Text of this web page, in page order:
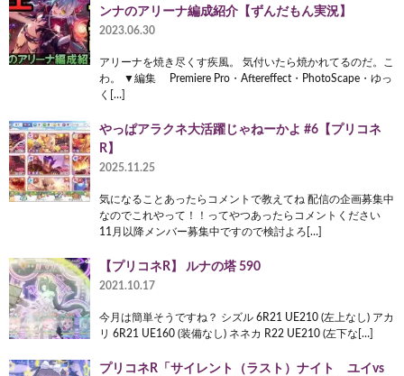
ンナのアリーナ編成紹介【ずんだもん実況】
2023.06.30
アリーナを焼き尽くす疾風。 気付いたら焼かれてるのだ。こ
わ。 ▼編集 Premiere Pro・Aftereffect・PhotoScape・ゆっ
く[…]
やっぱアラクネ大活躍じゃねーかよ #6【プリコネ
R】
2025.11.25
気になることあったらコメントで教えてね 配信の企画募集中
なのでこれやって！！ってやつあったらコメントください
11月以降メンバー募集中ですので検討よろ[…]
【プリコネR】 ルナの塔 590
2021.10.17
今月は簡単そうですね？ シズル ​6R21 UE210 (左上なし) アカ
リ 6R21 UE160 (装備なし) ネネカ R22 UE210 (左下な[…]
プリコネR「サイレント（ラスト）ナイト ユイvs